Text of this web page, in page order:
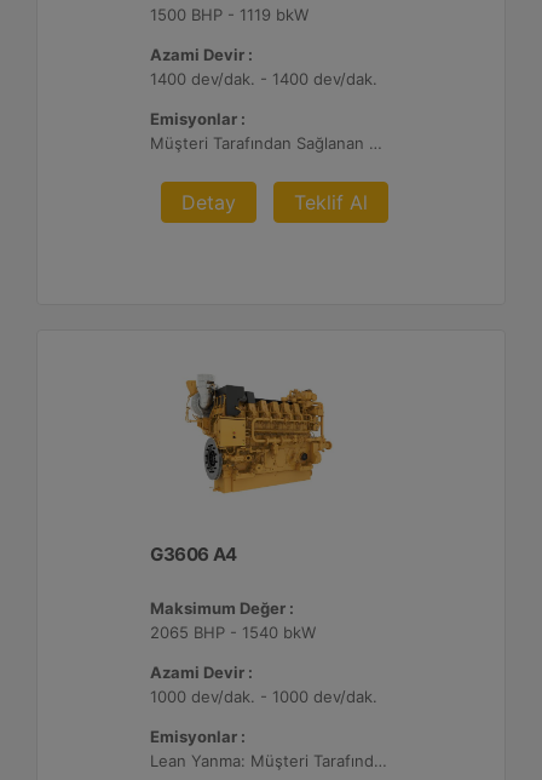
1500 BHP - 1119 bkW
Azami Devir :
1400 dev/dak. - 1400 dev/dak.
Emisyonlar :
Müşteri Tarafından Sağlanan Atık Arıtma ile NSPS Saha Uyumluluğuna Sahiptir, 0,3 g ve 0,5 g/bhp-sa. NOx
Detay Teklif Al
G3606 A4
Maksimum Değer :
2065 BHP - 1540 bkW
Azami Devir :
1000 dev/dak. - 1000 dev/dak.
Emisyonlar :
Lean Yanma: Müşteri Tarafından Sağlanan Atık Arıtma ile NSPS Saha Uyumluluğuna Sahiptir, 0,3 g ve 0,5 g/bhp-sa. NOx